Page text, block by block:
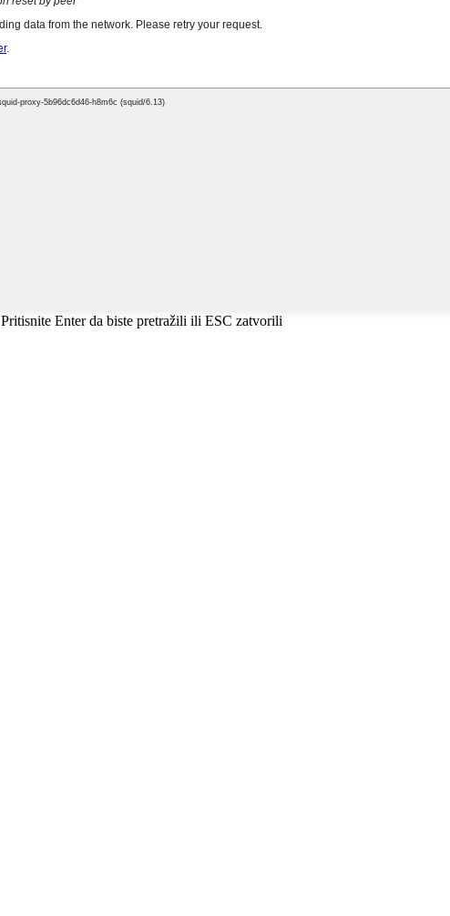
Pritisnite Enter da biste pretražili ili ESC zatvorili